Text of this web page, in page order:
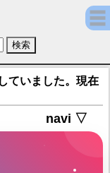
コード：ドラゴ
ていました。現在
navi ▽